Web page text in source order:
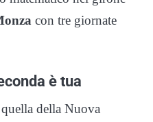
con tre giornate
è tua
della Nuova